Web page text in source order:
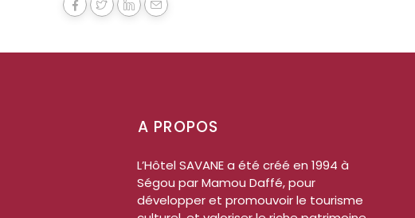
A PROPOS
L’Hôtel SAVANE a été créé en 1994 à
Ségou par Mamou Daffé, pour
développer et promouvoir le tourisme